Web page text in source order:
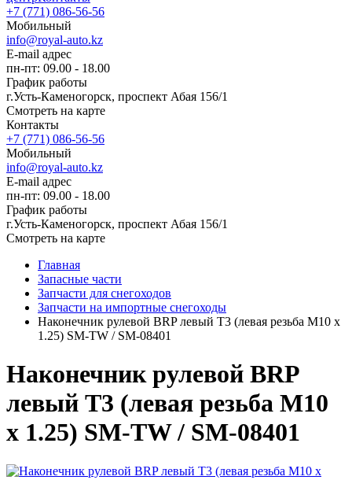
+7 (771) 086-56-56
Мобильный
info@royal-auto.kz
E-mail адрес
пн-пт: 09.00 - 18.00
График работы
г.Усть-Каменогорск, проспект Абая 156/1
Смотреть на карте
Контакты
+7 (771) 086-56-56
Мобильный
info@royal-auto.kz
E-mail адрес
пн-пт: 09.00 - 18.00
График работы
г.Усть-Каменогорск, проспект Абая 156/1
Смотреть на карте
Главная
Запасные части
Запчасти для снегоходов
Запчасти на импортные снегоходы
Наконечник рулевой BRP левый Т3 (левая резьба M10 х
1.25) SM-TW / SM-08401
Наконечник рулевой BRP
левый Т3 (левая резьба M10
х 1.25) SM-TW / SM-08401